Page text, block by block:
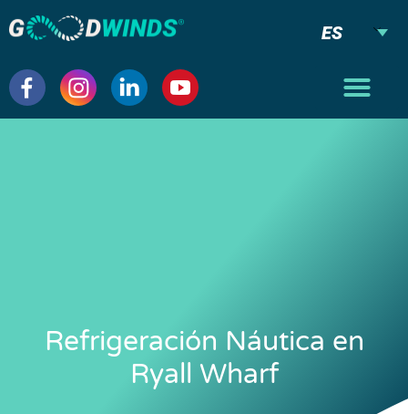
ES
Refrigeración Náutica en
Ryall Wharf